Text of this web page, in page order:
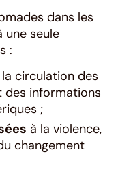
dans les
seule
:
circulation des
des informations
;
à la violence,
changement